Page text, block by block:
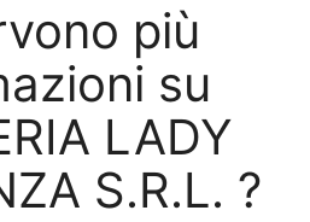
più
su
LADY
S.R.L. ?